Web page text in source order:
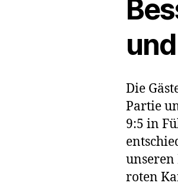
Die
Partie
9:5 in
roten